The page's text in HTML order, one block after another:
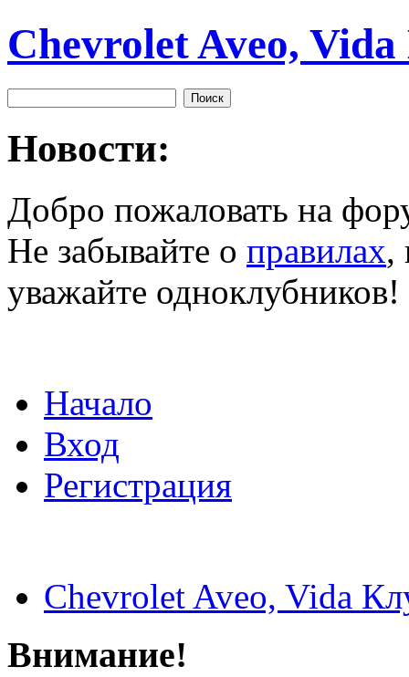
Chevrolet Aveo,
Новости:
Добро пожаловать на
Не забывайте о правилах,
уважайте одноклубников!
Начало
Вход
Регистрация
Chevrolet Aveo, Vida
Внимание!